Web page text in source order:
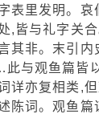
表里发明。哀
,皆与礼字关
其非。末引内
与观鱼篇皆以
详亦复相类,
陈词。观鱼篇